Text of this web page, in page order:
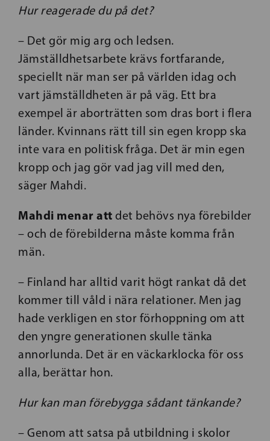
Hur reagerade du på det?
– Det gör mig arg och ledsen.
Jämställdhetsarbete krävs fortfarande,
speciellt när man ser på världen idag och
vart jämställdheten är på väg. Ett bra
exempel är aborträtten som dras bort i flera
länder. Kvinnans rätt till sin egen kropp ska
inte vara en politisk fråga. Det är min egen
kropp och jag gör vad jag vill med den,
säger Mahdi.
Mahdi menar att det behövs nya förebilder
– och de förebilderna måste komma från
män.
– Finland har alltid varit högt rankat då det
kommer till våld i nära relationer. Men jag
hade verkligen en stor förhoppning om att
den yngre generationen skulle tänka
annorlunda. Det är en väckarklocka för oss
alla, berättar hon.
Hur kan man förebygga sådant tänkande?
– Genom att satsa på utbildning i skolor